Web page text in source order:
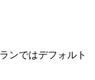
ンではデフォルト